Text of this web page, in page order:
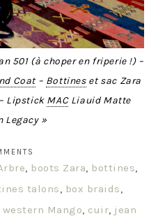
501 (à choper en friperie !) –
Coat– Bottineset sac Zara
– Lipstick MACLiauid Matte
Legacy »
, boots Zara, bottines,
talons, box braids,
Mango, cuir, jean